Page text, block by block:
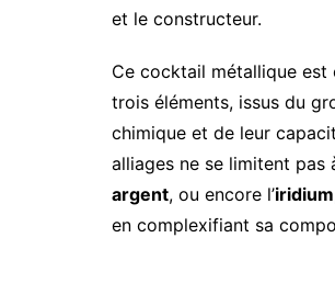
et le constructeur.
Ce cocktail métallique
trois éléments, issus du
chimique et de leur
alliages ne se limitent pas
argent, ou encore l’iridium
en complexifiant sa